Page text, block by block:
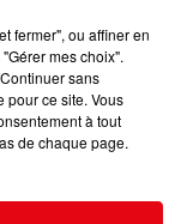
fermer", ou affiner en
mes choix".
sans
pour ce site. Vous
à tout
de chaque page.